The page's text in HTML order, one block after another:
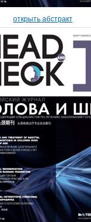
открыть абстракт